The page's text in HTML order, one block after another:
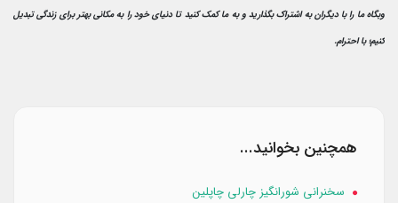
وبگاه ما را با دیگران به اشتراک بگذارید و به ما کمک کنید تا دنیای خود را به مکانی بهتر برای زندگی تبدیل
کنیم؛ با احترام.
همچنین بخوانید...
سخنرانی شورانگیز چارلی چاپلین